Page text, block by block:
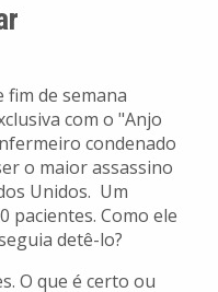
fim de semana
com o "Anjo
condenado
o maior assassino
Unidos. Um
pacientes. Como ele
detê-lo?
O que é certo ou